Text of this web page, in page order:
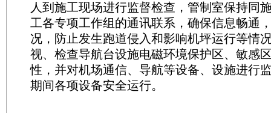
人到施工现场进行监督检查，管制室保持同
工各专项工作组的通讯联系，确保信息畅通
况，防止发生跑道侵入和影响机坪运行等情
视、检查导航台设施电磁环境保护区、敏感
性，并对机场通信、导航等设备、设施进行
期间各项设备安全运行。